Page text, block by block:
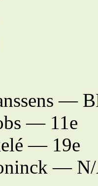
—
— 11e
— 19e
—